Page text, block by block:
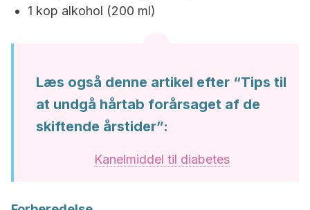
1 kop alkohol (200 ml)
Læs også denne artikel efter “Tips til
at undgå hårtab forårsaget af de
skiftende årstider”:
Kanelmiddel til diabetes